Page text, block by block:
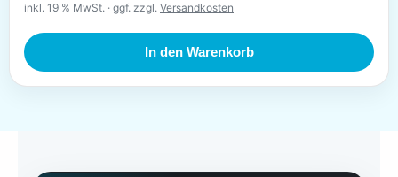
inkl. 19 % MwSt. ggf. zzgl. Versandkosten
In den Warenkorb